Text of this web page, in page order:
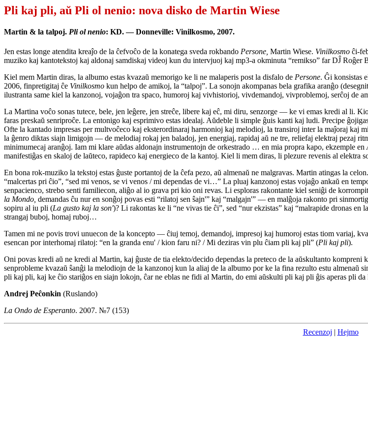
Pli kaj pli, aŭ Pli ol nenio: nova disko de Martin Wiese
Martin & la talpoj. Pli ol nenio: KD. — Donneville: Vinilkosmo, 2007.
Jen estas longe atendita kreaĵo de la ĉefvoĉo de la konatega sveda rokbando Persone, Martin Wiese. Vinilkosmo ĉi-
muziko kaj kantotekstoj kaj aldonaj samdiskaj videoj kun du intervjuoj kaj mp3-a okminuta “remikso” far DĴ Roĝer
Kiel mem Martin diras, la albumo estas kvazaŭ memorigo ke li ne malaperis post la disfalo de Persone. Ĝi konsistas
2006, finpretigitaj ĉe Vinilkosmo kun helpo de amikoj, la “talpoj”. La sonojn akompanas bela grafika aranĝo
ilustranta same kiel la kanzonoj, vojaĝon tra spaco, humoroj kaj vivhistorioj, vivdemandoj, vivproblemoj, serĉoj de
La Martina voĉo sonas tutece, bele, jen leĝere, jen streĉe, libere kaj eĉ, mi diru, senzorge — ke vi emas kredi al li.
faras preskaŭ senriproĉe. La entonigo kaj esprimivo estas idealaj. Aŭdeble li simple ĝuis kanti kaj ludi. Precipe
Ofte la kantado impresas per multvoĉeco kaj eksterordinaraj harmonioj kaj melodioj, la transiroj inter la maĵoraj kaj
la ĝenro diktas siajn limigojn — de melodiaj rokaj jen baladoj, jen energiaj, rapidaj aŭ ne tre, reliefaj elektraj pezaj
minimumecaj aranĝoj. Iam mi klare aŭdas aldonajn instrumentojn de orkestrado … en mia propra kapo, ekzemple en
manifestiĝas en skaloj de laŭteco, rapideco kaj energieco de la kantoj. Kiel li mem diras, li plezure revenis al elektra
En bona rok-muziko la tekstoj estas ĝuste portantoj de la ĉefa pezo, aŭ almenaŭ ne malgravas. Martin atingas la
“malcertas pri ĉio”, “sed mi venos, se vi venos / mi dependas de vi…” La pluaj kanzonoj estas vojaĝo ankaŭ en
senpacienco, strebo senti familiecon, aliĝo al io grava pri kio oni revas. Li esploras rakontante kiel seniĝi de
la Mondo, demandas ĉu nur en sonĝoj povas esti “rilatoj sen ŝajn'” kaj “malgajn'” — en malĝoja rakonto pri
sopiru al iu pli (La gusto kaj la son')? Li rakontas ke li “ne vivas tie ĉi”, sed “nur ekzistas” kaj “malrapide dronas
strangaj buboj, homaj ruboj…
Tamen mi ne povis trovi unuecon de la koncepto — ĉiuj temoj, demandoj, impresoj kaj humoroj estas tiom variaj,
esencan por interhomaj rilatoj: “en la granda enu' / kion faru ni? / Mi deziras vin plu ĉiam pli kaj pli” (Pli kaj pli).
Oni povas kredi aŭ ne kredi al Martin, kaj ĝuste de tia elekto/decido dependas la preteco de la aŭskultanto
senprobleme kvazaŭ ŝanĝi la melodiojn de la kanzonoj kun la aliaj de la albumo por ke la fina rezulto estu almenaŭ
pli kaj pli, kaj ke ĉio stariĝos en siajn lokojn, ĉar ne eblas ne fidi al Martin, do emi aŭskulti pli kaj pli ĝis aperas pli
Andrej Peĉonkin (Ruslando)
La Ondo de Esperanto. 2007. №7 (153)
Recenzoj | Hejmo